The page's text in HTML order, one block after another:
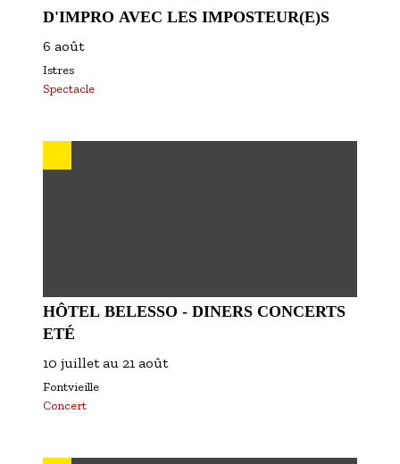
D'IMPRO AVEC LES IMPOSTEUR(E)S
6 août
Istres
Spectacle
HÔTEL BELESSO - DINERS CONCERTS
ETÉ
10 juillet au 21 août
Fontvieille
Concert